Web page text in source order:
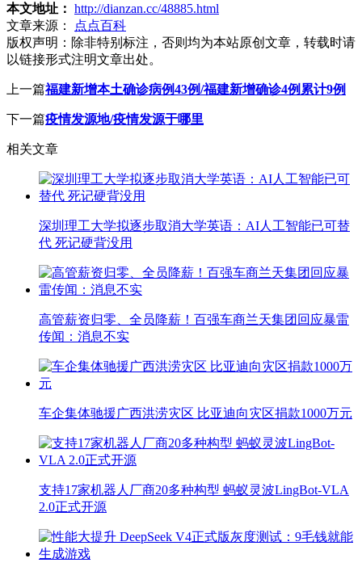
本文地址： http://dianzan.cc/48885.html
文章来源：
点点百科
版权声明： 除非特别标注，否则均为本站原创文章，转载时请
以链接形式注明文章出处。
上一篇福建新增本土确诊病例43例/福建新增确诊4例累计9例
下一篇疫情发源地/疫情发源于哪里
相关文章
深圳理工大学拟逐步取消大学英语：AI人工智能已可替
代 死记硬背没用
高管薪资归零、全员降薪！百强车商兰天集团回应暴雷
传闻：消息不实
车企集体驰援广西洪涝灾区 比亚迪向灾区捐款1000万元
支持17家机器人厂商20多种构型 蚂蚁灵波LingBot-VLA
2.0正式开源